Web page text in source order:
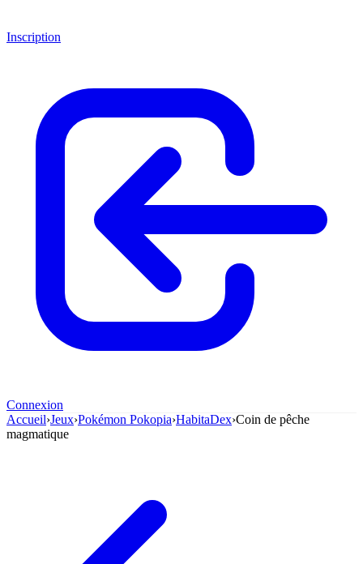
Inscription
Connexion
Accueil›Jeux›Pokémon Pokopia›HabitaDex›Coin de pêche
magmatique